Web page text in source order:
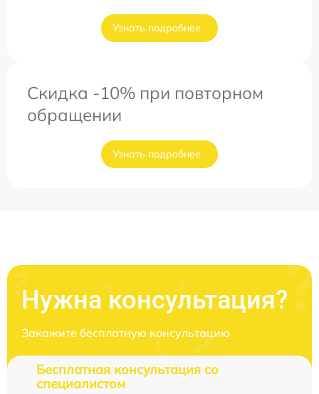
Узнать подробнее
Скидка -10% при повторном
обращении
Узнать подробнее
Нужна консультация?
Закажите бесплатную консультацию
Бесплатная консультация со
специалистом